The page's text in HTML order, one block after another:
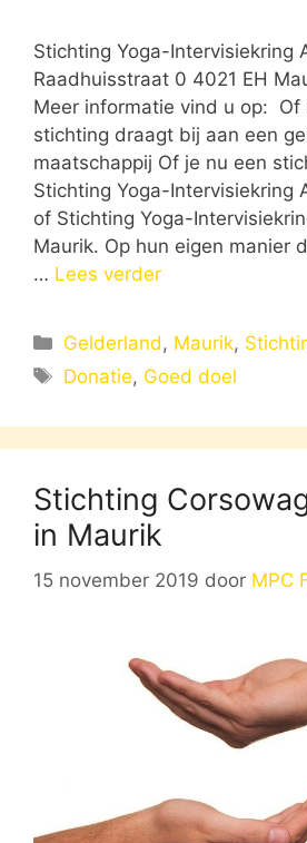
Stichting Yoga-Intervisiekring
Raadhuisstraat 0 4021 EH
Meer informatie vind u op: Of
stichting draagt bij aan een
maatschappij Of je nu een
Stichting Yoga-Intervisiekring
of Stichting Yoga-
Maurik. Op hun eigen manier
… Lees verder
Categorieën
Gelderland, Maurik,
Tags
Donatie, Goed doel
Stichting
in Maurik
15 november 2019 door MPC